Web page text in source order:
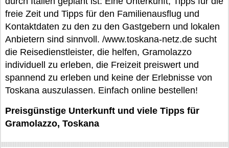
freie Zeit und Tipps für den Familienausflug und
Kontaktdaten zu den zu den Gastgebern und lokalen
Anbietern sind sinnvoll. /www.toskana-netz.de sucht
die Reisedienstleister, die helfen, Gramolazzo
individuell zu erleben, die Freizeit preiswert und
spannend zu erleben und keine der Erlebnisse von
Toskana auszulassen. Einfach online bestellen!
Preisgünstige Unterkunft und viele Tipps für
Gramolazzo, Toskana